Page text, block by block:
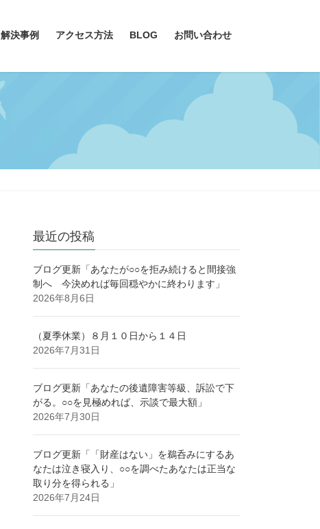
解決事例 アクセス方法 BLOG お問い合わせ
最近の投稿
ブログ更新「あなたが○○を拒み続けると間接強
制へ 今決めれば毎回穏やかに終わります」
2026年8月6日
（夏季休業）８月１０日から１４日
2026年7月31日
ブログ更新「あなたの後遺障害等級、訴訟で下
がる。○○を見極めれば、示談で最大額」
2026年7月30日
ブログ更新「「財産はない」を鵜呑みにするあ
なたは泣き寝入り、○○を調べたあなたは正当な
取り分を得られる」
2026年7月24日